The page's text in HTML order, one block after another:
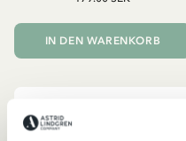
IN DEN WARENKORB